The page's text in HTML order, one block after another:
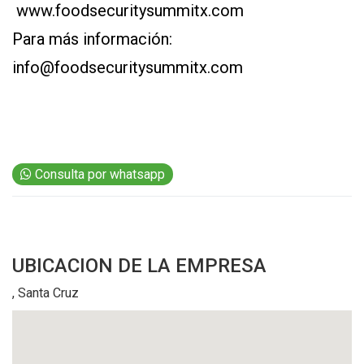
CONDICIONES
POLÍTICAS
QUIENES
www.foodsecuritysummitx.com
Para más información:
info@foodsecuritysummitx.com
Consulta por whatsapp
UBICACION DE LA EMPRESA
, Santa Cruz